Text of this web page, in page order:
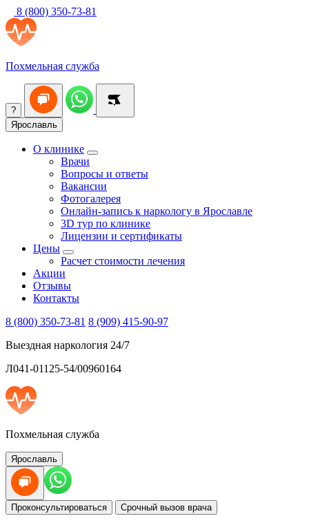
8 (800) 350-73-81
Похмельная служба
?
Ярославль
О клинике
Врачи
Вопросы и ответы
Вакансии
Фотогалерея
Онлайн-запись к наркологу в Ярославле
3D тур по клинике
Лицензии и сертификаты
Цены
Расчет стоимости лечения
Акции
Отзывы
Контакты
8 (800) 350-73-81 8 (909) 415-90-97
Выездная наркология 24/7
Л041-01125-54/00960164
Похмельная служба
Ярославль
Проконсультироваться Срочный вызов врача